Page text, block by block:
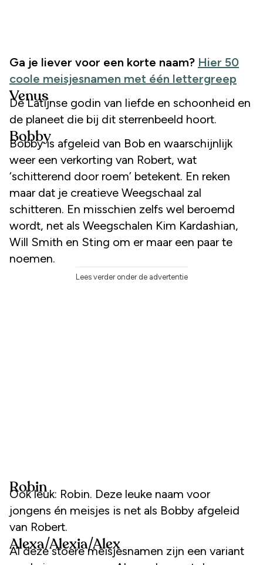
Ga je liever voor een korte naam? Hier 50
coole meisjesnamen met één lettergreep
Venus
De Latijnse godin van liefde en schoonheid en
de planeet die bij dit sterrenbeeld hoort.
Bobby
Bobby is afgeleid van Bob en waarschijnlijk
weer een verkorting van Robert, wat
‘schitterend door roem’ betekent. En reken
maar dat je creatieve Weegschaal zal
schitteren. En misschien zelfs wel beroemd
wordt, net als Weegschalen Kim Kardashian,
Will Smith en Sting om er maar een paar te
noemen.
Lees verder onder de advertentie
Robin
Ook leuk: Robin. Deze leuke naam voor
jongens én meisjes is net als Bobby afgeleid
van Robert.
Alexa/Alexia/Alex
Al deze stoere meisjesnamen zijn een variant